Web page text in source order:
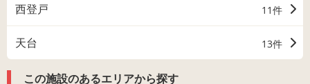
西登戸 11件
天台 13件
この施設のあるエリアから探す